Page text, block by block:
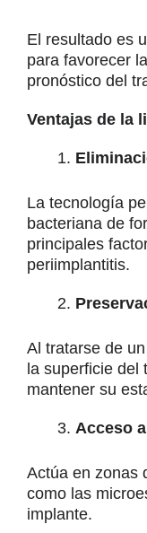
El resultado es
para favorecer
pronóstico del
Ventajas de la
La tecnología
bacteriana de
principales
periimplantitis.
Al tratarse de
la superficie del
mantener su
Acceso
Actúa en zonas
como las
implante.